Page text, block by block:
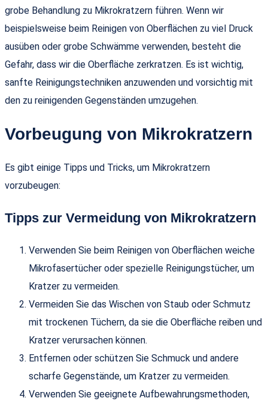
grobe Behandlung zu Mikrokratzern führen. Wenn wir
beispielsweise beim Reinigen von Oberflächen zu viel Druck
ausüben oder grobe Schwämme verwenden, besteht die
Gefahr, dass wir die Oberfläche zerkratzen. Es ist wichtig,
sanfte Reinigungstechniken anzuwenden und vorsichtig mit
den zu reinigenden Gegenständen umzugehen.
Vorbeugung von Mikrokratzern
Es gibt einige Tipps und Tricks, um Mikrokratzern
vorzubeugen:
Tipps zur Vermeidung von Mikrokratzern
Verwenden Sie beim Reinigen von Oberflächen weiche
Mikrofasertücher oder spezielle Reinigungstücher, um
Kratzer zu vermeiden.
Vermeiden Sie das Wischen von Staub oder Schmutz
mit trockenen Tüchern, da sie die Oberfläche reiben und
Kratzer verursachen können.
Entfernen oder schützen Sie Schmuck und andere
scharfe Gegenstände, um Kratzer zu vermeiden.
Verwenden Sie geeignete Aufbewahrungsmethoden,